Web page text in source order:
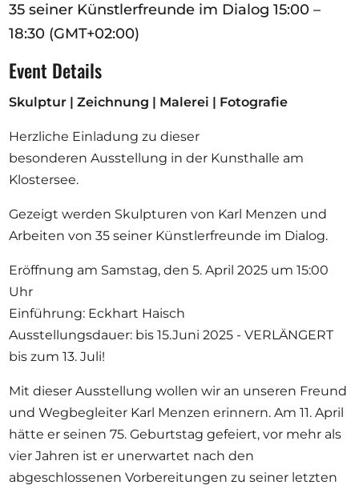
Über uns
Partners
Help
Kontakt
35 seiner Künstlerfreunde im Dialog 15:00 –
18:30 (GMT+02:00)
Event Details
Skulptur | Zeichnung | Malerei | Fotografie
Herzliche Einladung zu dieser
besonderenAusstellung in der Kunsthalle am
Klostersee.
Gezeigt werden Skulpturen von Karl Menzen und
Arbeiten von 35 seiner Künstlerfreunde im Dialog.
Eröffnung am Samstag, den 5. April 2025 um 15:00
Uhr
Einführung: Eckhart Haisch
Ausstellungsdauer: bis 15.Juni 2025 - VERLÄNGERT
bis zum 13. Juli!
Mit dieser Ausstellung wollen wir an unseren Freund
und Wegbegleiter Karl Menzen erinnern. Am 11. April
hätte er seinen 75. Geburtstag gefeiert, vor mehr als
vier Jahren ist er unerwartet nach den
abgeschlossenen Vorbereitungen zu seiner letzten